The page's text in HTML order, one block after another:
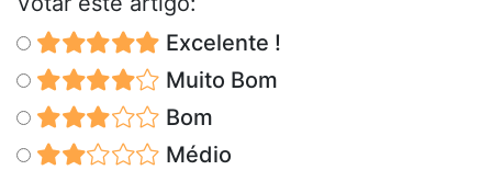
Excelente !
Muito Bom
Bom
Médio